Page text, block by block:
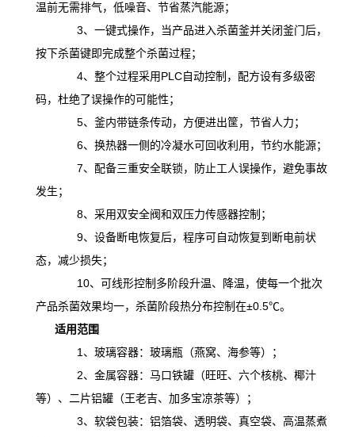
温前无需排气，低噪音、节省蒸汽能源；
3、一键式操作，当产品进入杀菌釜并关闭釜门后，
按下杀菌键即完成整个杀菌过程；
4、整个过程采用PLC自动控制，配方设有多级密
码，杜绝了误操作的可能性；
5、釜内带链条传动，方便进出筐，节省人力；
6、换热器一侧的冷凝水可回收利用，节约水能源；
7、配备三重安全联锁，防止工人误操作，避免事故
发生；
8、采用双安全阀和双压力传感器控制；
9、设备断电恢复后，程序可自动恢复到断电前状
态，减少损失；
10、可线形控制多阶段升温、降温， 使每一个批次
产品杀菌效果均一，杀菌阶段热分布控制在±0.5℃。
适用范围
1、玻璃容器：玻璃瓶（燕窝、海参等）；
2、金属容器：马口铁罐（旺旺、六个核桃、椰汁
等）、二片铝罐（王老吉、加多宝凉茶等）；
3、软袋包装：铝箔袋、透明袋、真空袋、高温蒸煮